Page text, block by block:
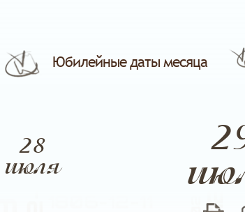
Юбилейные даты месяца
Сентябрь
28
июля